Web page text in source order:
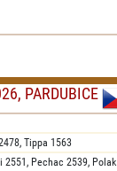
PARDUBICE
Tippa 1563
2551, Pechac 2539, Polak